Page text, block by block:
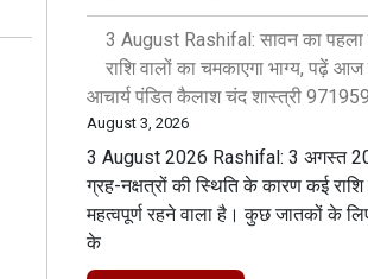
3 August Rashifal: सावन का पहला
राशि वालों का चमकाएगा भाग्य, पढ़ें
आचार्य पंडित कैलाश चंद शास्त्री
August 3, 2026
3 August 2026 Rashifal: 3 अगस्त
ग्रह-नक्षत्रों की स्थिति के कारण कई
महत्वपूर्ण रहने वाला है। कुछ जातकों के
के